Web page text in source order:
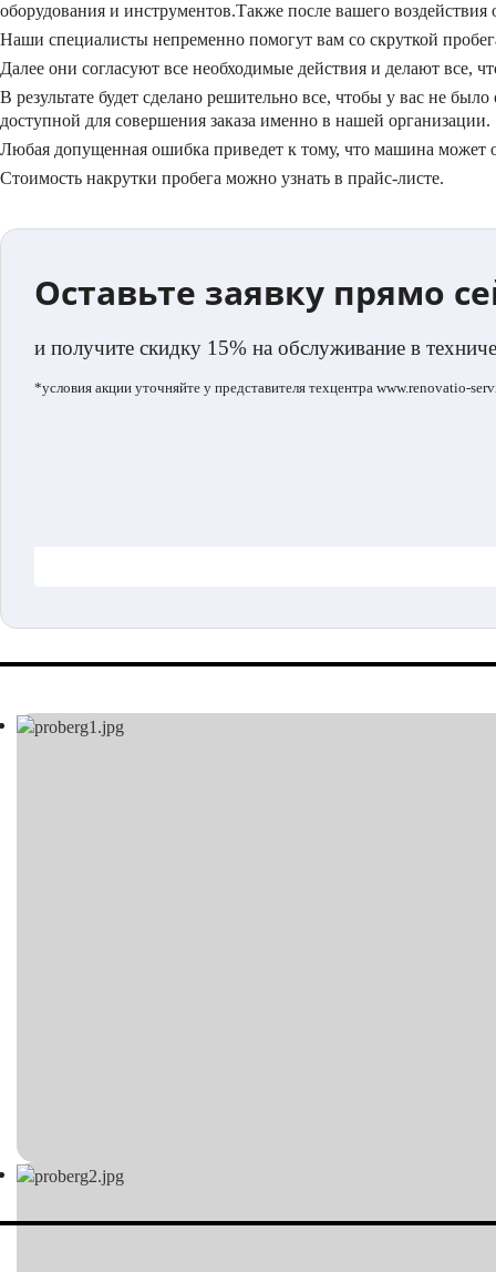
оборудования и инструментов.Также после вашего воздействия
Наши специалисты непременно помогут вам со скруткой
Далее они согласуют все необходимые действия и делают все,
В результате будет сделано решительно все, чтобы у вас не
доступной для совершения заказа именно в нашей организации.
Любая допущенная ошибка приведет к тому, что машина может
Стоимость накрутки пробега можно узнать в прайс-листе.
Оставьте заявку прямо
и получите скидку 15% на обслуживание в
*условия акции уточняйте у представителя техцентра www.renovatio-